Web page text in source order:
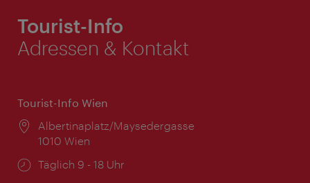
Tourist-Info
Adressen & Kontakt
Tourist-Info Wien
Ort:
Albertinaplatz/Maysedergasse
1010 Wien
Öffnungszeiten:
Täglich 9 - 18 Uhr